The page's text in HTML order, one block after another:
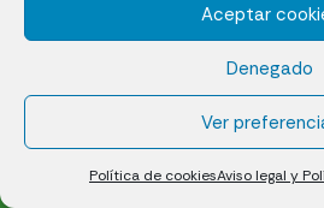
Aceptar
Denegado
Ver
Política de cookiesAviso legal y
Césped natural
Política de cookies
Aviso legal y Política
¿Quiénes
Contacto